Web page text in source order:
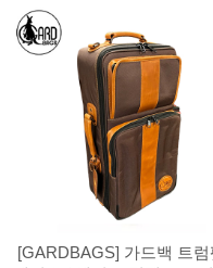
[GARDBAGS] 가드백 트럼